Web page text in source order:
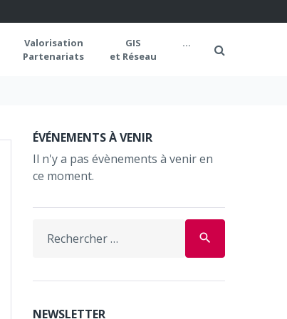
Valorisation
Partenariats
GIS
et Réseau
...
ÉVÉNEMENTS À VENIR
Il n'y a pas évènements à venir en
ce moment.
for:
search
NEWSLETTER